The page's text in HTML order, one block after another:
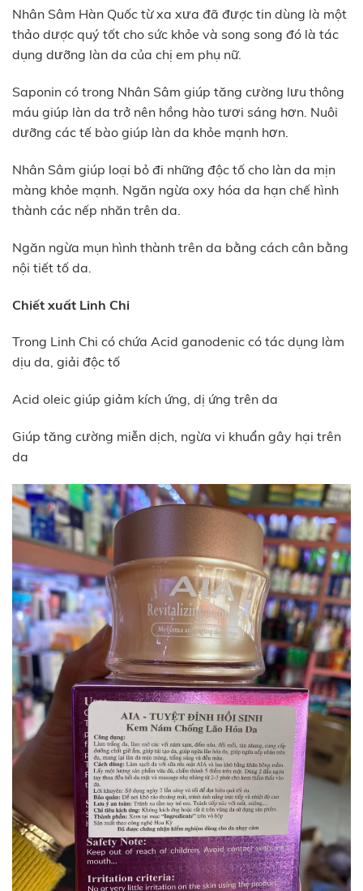
Nhân Sâm Hàn Quốc từ xa xưa đã được tin dùng là một
thảo dược quý tốt cho sức khỏe và song song đó là tác
dụng dưỡng làn da của chị em phụ nữ.
Saponin có trong Nhân Sâm giúp tăng cường lưu thông
máu giúp làn da trở nên hồng hào tươi sáng hơn. Nuôi
dưỡng các tế bào giúp làn da khỏe mạnh hơn.
Nhân Sâm giúp loại bỏ đi những độc tố cho làn da mịn
màng khỏe mạnh. Ngăn ngừa oxy hóa da hạn chế hình
thành các nếp nhăn trên da.
Ngăn ngừa mụn hình thành trên da bằng cách cân bằng
nội tiết tố da.
Chiết xuất Linh Chi
Trong Linh Chi có chứa Acid ganodenic có tác dụng làm
dịu da, giải độc tố
Acid oleic giúp giảm kích ứng, dị ứng trên da
Giúp tăng cường miễn dịch, ngừa vi khuẩn gây hại trên
da